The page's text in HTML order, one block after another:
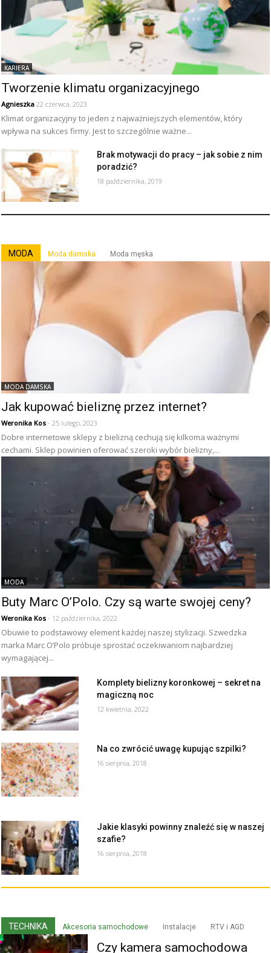
KARIERA
Tworzenie klimatu organizacyjnego
Agnieszka 22 czerwca, 2023
Klimat organizacyjny to jeden z najważniejszych elementów, który
wpływa na sukces firmy. Jest to szczególnie ważne...
Brak motywacji do pracy – jak sobie z nim
poradzić?
18 października, 2019
MODA Moda damska Moda męska
MODA DAMSKA
Jak kupować bieliznę przez internet?
Weronika Kos - 25 lutego, 2023
Dobre internetowe sklepy z bielizną cechują się kilkoma ważnymi
cechami. Sklep powinien oferować szeroki wybór bielizny,...
MODA
Buty Marc O’Polo. Czy są warte swojej ceny?
Weronika Kos - 12 października, 2022
Obuwie to podstawowy element każdej naszej stylizacji. Szwedzka
marka Marc O’Polo próbuje sprostać oczekiwaniom najbardziej
wymagającej...
Komplety bielizny koronkowej – sekret na
magiczną noc
12 kwietnia, 2022
Na co zwrócić uwagę kupując szpilki?
16 sierpnia, 2018
Jakie klasyki powinny znaleźć się w naszej
szafie?
16 sierpnia, 2018
TECHNIKA Akcesoria samochodowe Instalacje RTV i AGD
Czy kamera samochodowa